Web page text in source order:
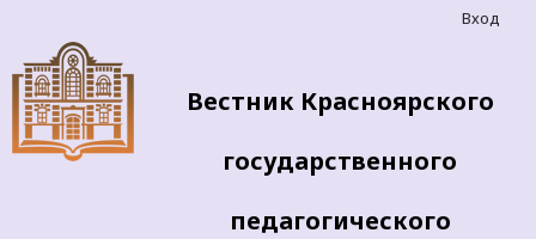
Вестник Красноярского
государственного
педагогического
Вход